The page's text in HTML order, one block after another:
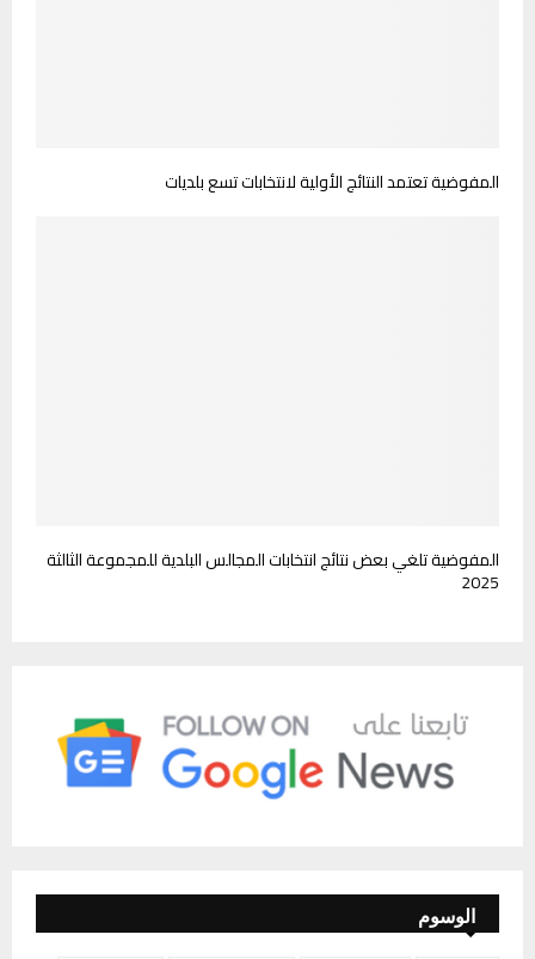
المفوضية تعتمد النتائج الأولية لانتخابات تسع بلديات
المفوضية تلغي بعض نتائج انتخابات المجالس البلدية للمجموعة الثالثة
2025
الوسوم